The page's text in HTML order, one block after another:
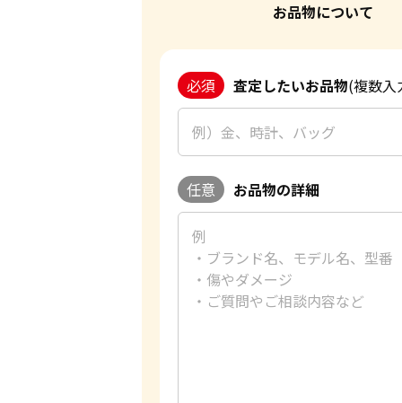
お品物について
必須 査定したいお品物(複数入
任意 お品物の詳細